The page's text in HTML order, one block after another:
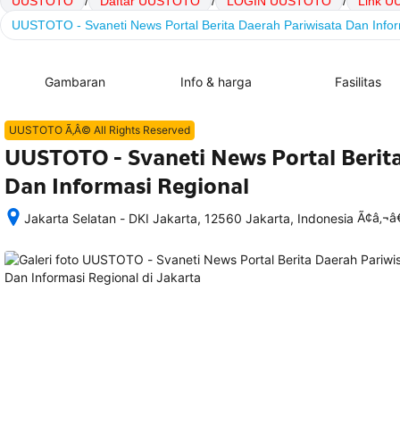
UUSTOTO - Svaneti News Portal Berita Daerah Pariwisata Dan
Gambaran Info & harga Fasilitas
UUSTOTO Ã‚Â© All Rights Reserved
UUSTOTO - Svaneti News Portal
Dan Informasi Regional
Jakarta Selatan - DKI Jakarta, 12560 Jakarta, Indonesia
memesan,
semua